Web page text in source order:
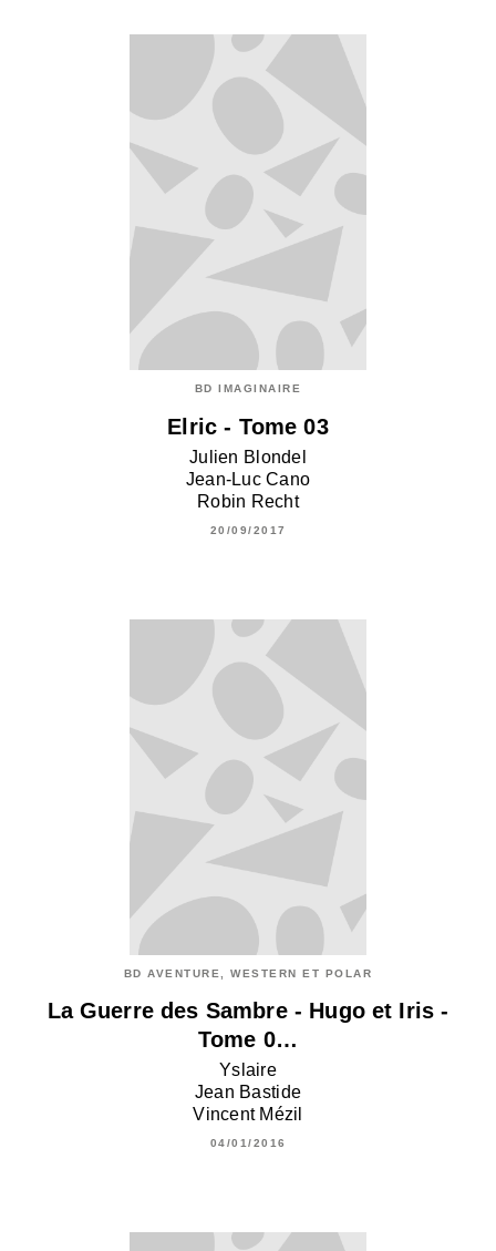
BD IMAGINAIRE
Elric - Tome 03
Julien Blondel
Jean-Luc Cano
Robin Recht
20/09/2017
BD AVENTURE, WESTERN ET POLAR
La Guerre des Sambre - Hugo et Iris -
Tome 0…
Yslaire
Jean Bastide
Vincent Mézil
04/01/2016